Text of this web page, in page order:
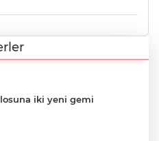
iki yeni gemi